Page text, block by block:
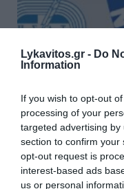
Lykavitos.gr - Do
Information
If you wish to opt-out
processing of your
targeted advertising
section to confirm your
opt-out request is
interest-based ads
us or personal